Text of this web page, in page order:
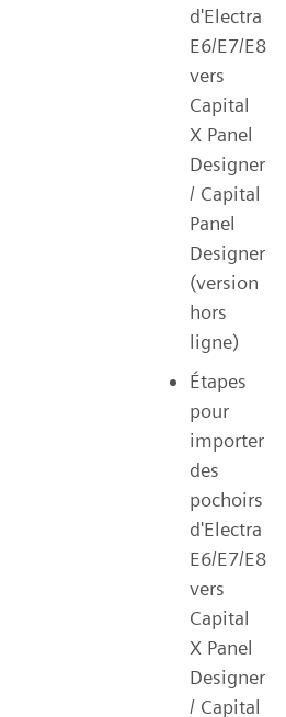
d'Electra
E6/E7/E8
vers
Capital
X Panel
Designer
/ Capital
Panel
Designer
(version
hors
ligne)
Étapes
pour
importer
des
pochoirs
d'Electra
E6/E7/E8
vers
Capital
X Panel
Designer
/ Capital